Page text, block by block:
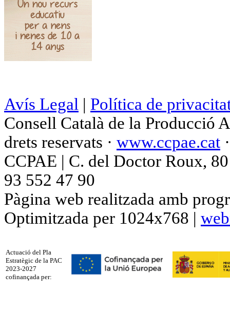
Avís Legal | Política de
Consell Català de la Producció
drets reservats · www.ccpae.cat
CCPAE | C. del Doctor Roux,
93 552 47 90
Pàgina web realitzada amb
Optimitzada per 1024x768 |
Actuació del Pla
Estratègic de la PAC
2023-2027
cofinançada per: